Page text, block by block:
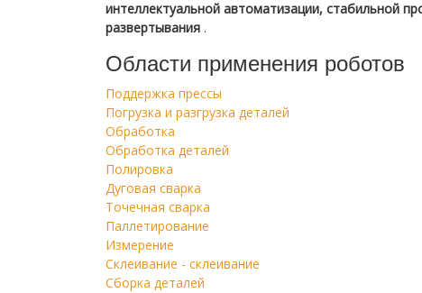
интеллектуальной автоматизации, стабильной
развертывания .
Области применения роботов
Поддержка прессы
Погрузка и разгрузка деталей
Обработка
Обработка деталей
Полировка
Дуговая сварка
Точечная сварка
Паллетирование
Измерение
Склеивание - склеивание
Сборка деталей